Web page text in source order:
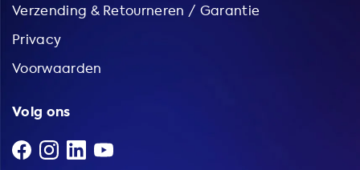
Verzending & Retourneren / Garantie
Privacy
Voorwaarden
Volg ons